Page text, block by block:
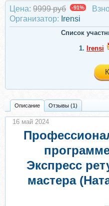
Цена: 9999 руб -91%
Организатор: Irensi
Список
1. Irensi
Описание Отзывы (1)
Экспресс
мастера
16 май 2024